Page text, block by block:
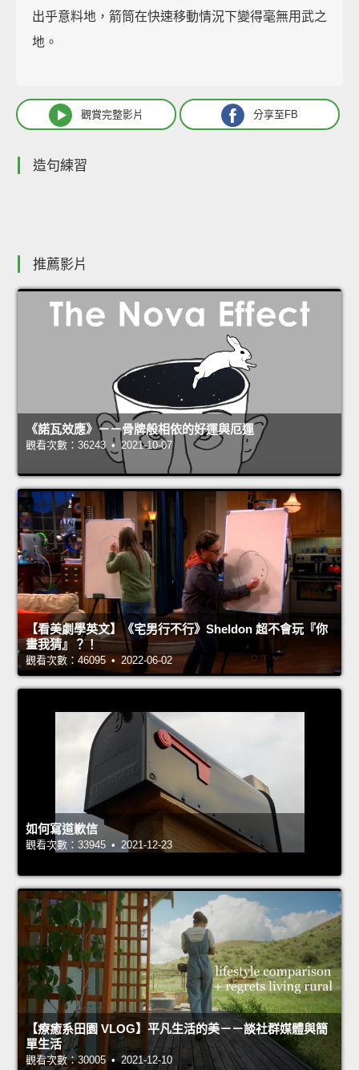
出乎意料地，箭筒在快速移動情況下變得毫無用武之
地。
觀賞完整影片 分享至FB
造句練習
推薦影片
《諾瓦效應》－－骨牌般相依的好運與厄運
觀看次數：36243 • 2021-10-07
【看美劇學英文】《宅男行不行》Sheldon 超不會玩『你
畫我猜』？！
觀看次數：46095 • 2022-06-02
如何寫道歉信
觀看次數：33945 • 2021-12-23
【療癒系田園 VLOG】平凡生活的美－－談社群媒體與簡
單生活
觀看次數：30005 • 2021-12-10